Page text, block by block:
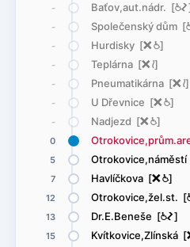
- Baťov,aut.nádr. [@ó
- Společenský dům [
- Hurdisky [ë@]
- Teplárna [ë<]
- Pneumatikárna [ë<]
- U Dřevnice [ë@]
- Nadjezd [ë@]
0
5
7 Havlíčkova [ë@]
12 Otrokovice,žel.st. [
13 Dr.E.Beneše [@ó]
15 Kvítkovice,Zlínská [